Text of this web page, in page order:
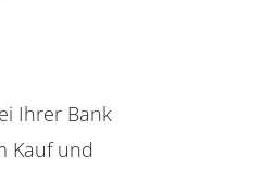
Ihrer Bank
Kauf und